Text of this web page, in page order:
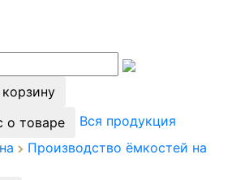
о товаре
Вся продукция
Производство ёмкостей на